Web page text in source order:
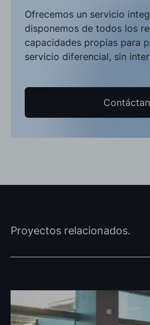
Ofrecemos un servicio
disponemos de todos los
capacidades propias para
servicio diferencial, sin
Proyectos relacionados.